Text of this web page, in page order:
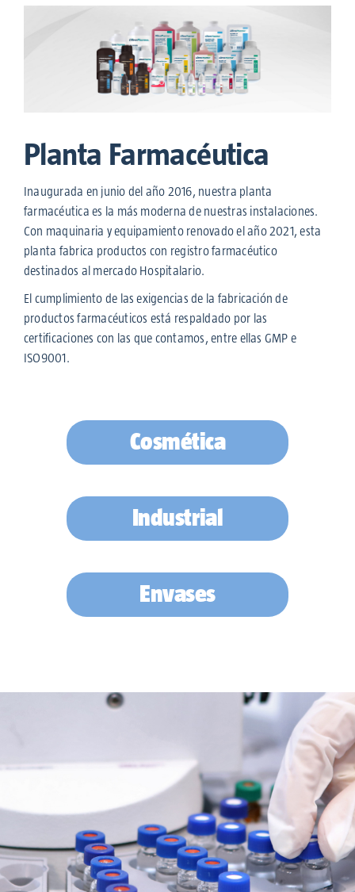
Planta Farmacéutica
Inaugurada en junio del año 2016, nuestra planta
farmacéutica es la más moderna de nuestras instalaciones.
Con maquinaria y equipamiento renovado el año 2021, esta
planta fabrica productos con registro farmacéutico
destinados al mercado Hospitalario.
El cumplimiento de las exigencias de la fabricación de
productos farmacéuticos está respaldado por las
certificaciones con las que contamos, entre ellas GMP e
ISO9001.
Cosmética
Industrial
Envases